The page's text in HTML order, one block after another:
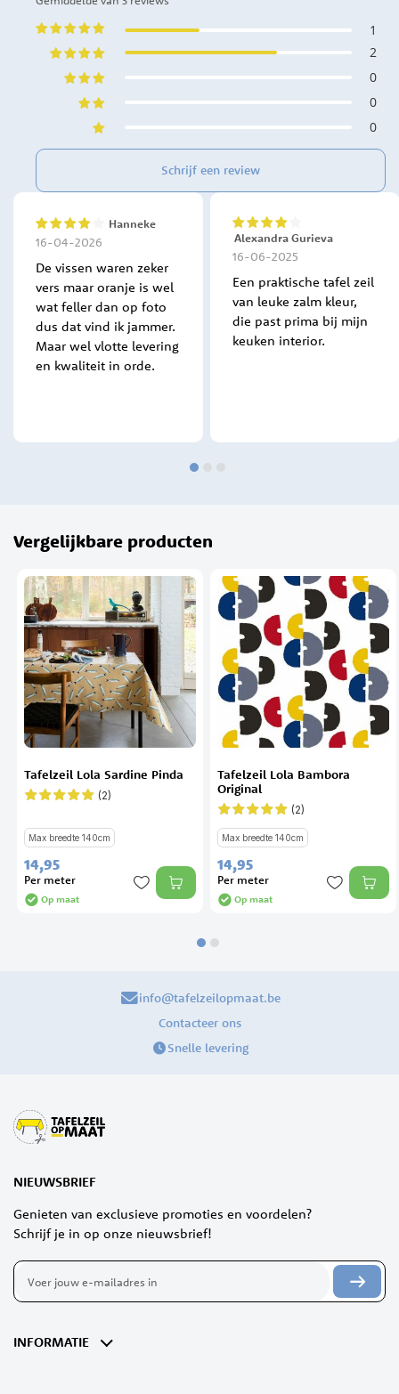
1
2
0
0
0
Schrijf een review
Hanneke
16-04-2026
De vissen waren zeker
vers maar oranje is wel
wat feller dan op foto
dus dat vind ik jammer.
Maar wel vlotte levering
en kwaliteit in orde.
80%
Alexandra Gurieva
16-06-2025
Een praktische tafel zeil
van leuke zalm kleur,
die past prima bij mijn
keuken interior.
Vergelijkbare producten
Tafelzeil Lola Sardine Pinda
Waardering: (2)
Max breedte 140cm
14,95
Per meter
Op maat
Tafelzeil Lola Bambora
Original
Waardering: (2)
Max breedte 140cm
14,95
Per meter
Op maat
info@tafelzeilopmaat.be
Contacteer ons
Snelle levering
NIEUWSBRIEF
Genieten van exclusieve promoties en voordelen?
Schrijf je in op onze nieuwsbrief!
Abonneer
op
nieuwsbrief
INFORMATIE